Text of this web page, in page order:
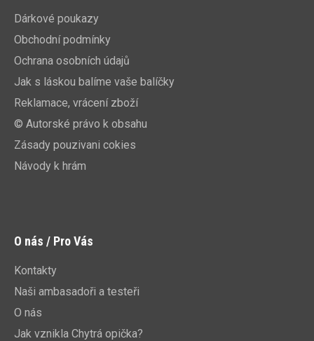
Dárkové poukazy
Obchodní podmínky
Ochrana osobních údajů
Jak s láskou balíme vaše balíčky
Reklamace, vrácení zboží
© Autorské právo k obsahu
Zásady pouzivani cokies
Návody k hrám
O nás / Pro Vás
Kontakty
Naši ambasadoři a testeři
O nás
Jak vznikla Chytrá opička?